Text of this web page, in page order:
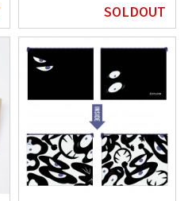
SOLDOUT